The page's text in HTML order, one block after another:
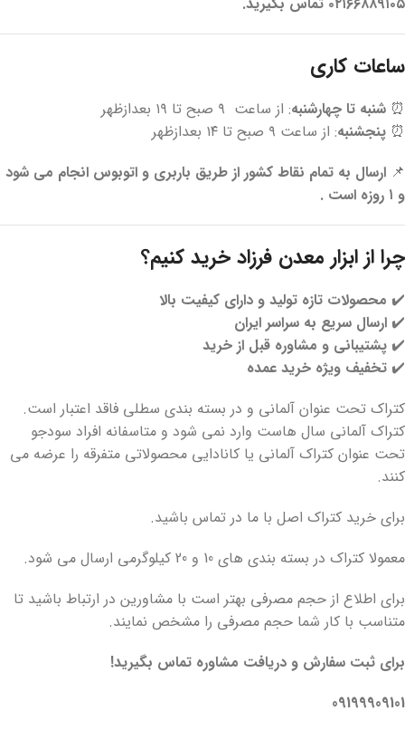
ساعات کاری
⏰ شنبه تا چهارشنبه: از ساعت ۹ صبح تا ۱۹ بعدازظهر
⏰ پنجشنبه: از ساعت ۹ صبح تا ۱۴ بعدازظهر
📌 ارسال به تمام نقاط کشور از طریق باربری و اتوبوس انجام می شود
و ۱ روزه است .
چرا از ابزار معدن فرزاد خرید کنیم؟
✔️ محصولات تازه تولید و دارای کیفیت بالا
✔️ ارسال سریع به سراسر ایران
✔️ پشتیبانی و مشاوره قبل از خرید
✔️ تخفیف ویژه خرید عمده
کتراک تحت عنوان آلمانی و در بسته بندی سطلی فاقد اعتبار است.
کتراک آلمانی سال هاست وارد نمی شود و متاسفانه افراد سودجو
تحت عنوان کتراک آلمانی یا کانادایی محصولاتی متفرقه را عرضه می
کنند.
برای خرید کتراک اصل با ما در تماس باشید.
معمولا کتراک در بسته بندی های 10 و 20 کیلوگرمی ارسال می شود.
برای اطلاع از حجم مصرفی بهتر است با مشاورین در ارتباط باشید تا
متناسب با کار شما حجم مصرفی را مشخص نمایند.
برای ثبت سفارش و دریافت مشاوره تماس بگیرید!
09199909101